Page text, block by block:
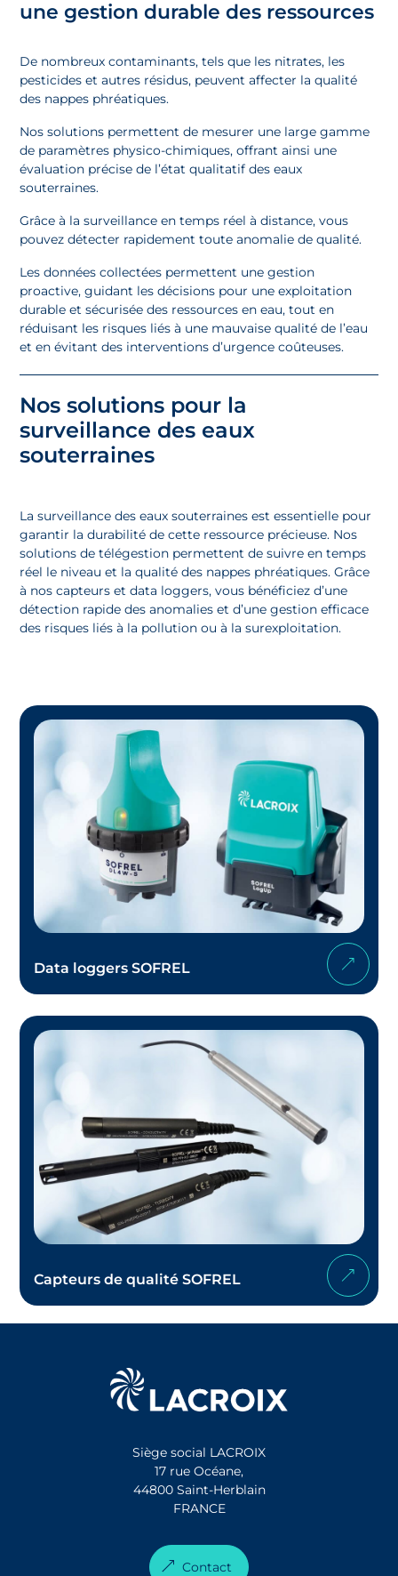
une gestion durable des ressources
De nombreux contaminants, tels que les nitrates, les
pesticides et autres résidus, peuvent affecter la qualité
des nappes phréatiques.
Nos solutions permettent de mesurer une large gamme
de paramètres physico-chimiques, offrant ainsi une
évaluation précise de l’état qualitatif des eaux
souterraines.
Grâce à la surveillance en temps réel à distance, vous
pouvez détecter rapidement toute anomalie de qualité.
Les données collectées permettent une gestion
proactive, guidant les décisions pour une exploitation
durable et sécurisée des ressources en eau, tout en
réduisant les risques liés à une mauvaise qualité de l’eau
et en évitant des interventions d’urgence coûteuses.
Nos solutions pour la
surveillance des eaux
souterraines
La surveillance des eaux souterraines est essentielle pour
garantir la durabilité de cette ressource précieuse. Nos
solutions de télégestion permettent de suivre en temps
réel le niveau et la qualité des nappes phréatiques. Grâce
à nos capteurs et data loggers, vous bénéficiez d’une
détection rapide des anomalies et d’une gestion efficace
des risques liés à la pollution ou à la surexploitation.
Data loggers SOFREL
Capteurs de qualité SOFREL
Siège social LACROIX
17 rue Océane,
44800 Saint-Herblain
FRANCE
Contact